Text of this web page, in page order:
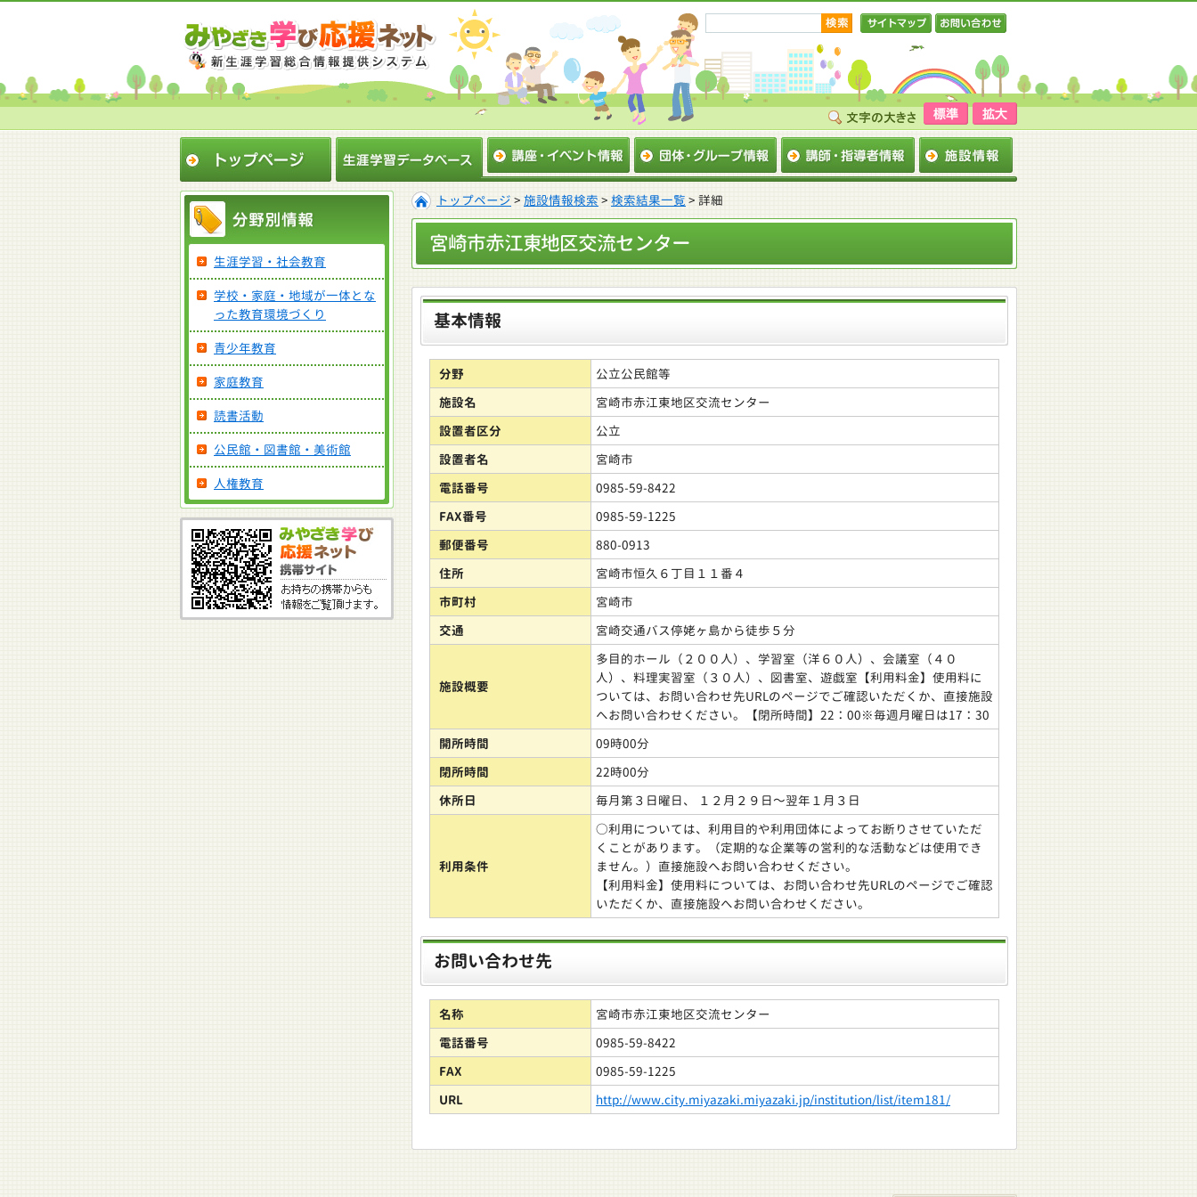
サイトマップ
トップページ > 施設情報検索 > 検索結果一覧 > 詳細
宮崎市赤江東地区交流センター
基本情報
分野
公立公民館等
施設名
宮崎市赤江東地区交流センター
設置者区分
公立
設置者名
宮崎市
電話番号
0985-59-8422
FAX番号
0985-59-1225
郵便番号
880-0913
住所
宮崎市恒久６丁目１１番４
市町村
宮崎市
交通
宮崎交通バス停姥ヶ島から徒歩５分
施設概要
多目的ホール（２００人）、学習室（洋６０人）、会議室（４０
人）、料理実習室（３０人）、図書室、遊戯室【利用料金】使用料に
ついては、お問い合わせ先URLのページでご確認いただくか、直接施設
へお問い合わせください。【閉所時間】22：00※毎週月曜日は17：30
開所時間
09時00分
閉所時間
22時00分
休所日
毎月第３日曜日、 １２月２９日～翌年１月３日
利用条件
○利用については、利用目的や利用団体によってお断りさせていただ
くことがあります。（定期的な企業等の営利的な活動などは使用でき
ません。）直接施設へお問い合わせください。
【利用料金】使用料については、お問い合わせ先URLのページでご確認
いただくか、直接施設へお問い合わせください。
お問い合わせ先
名称
宮崎市赤江東地区交流センター
電話番号
0985-59-8422
FAX
0985-59-1225
URL
http://www.city.miyazaki.miyazaki.jp/institution/list/item181/
生涯学習・社会教育
学校・家庭・地域が一体とな
った教育環境づくり
青少年教育
家庭教育
読書活動
公民館・図書館・美術館
人権教育